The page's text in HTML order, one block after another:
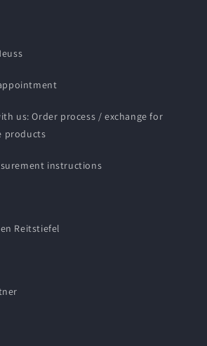
us: Order process / exchange for
products
instructions
Reitstiefel